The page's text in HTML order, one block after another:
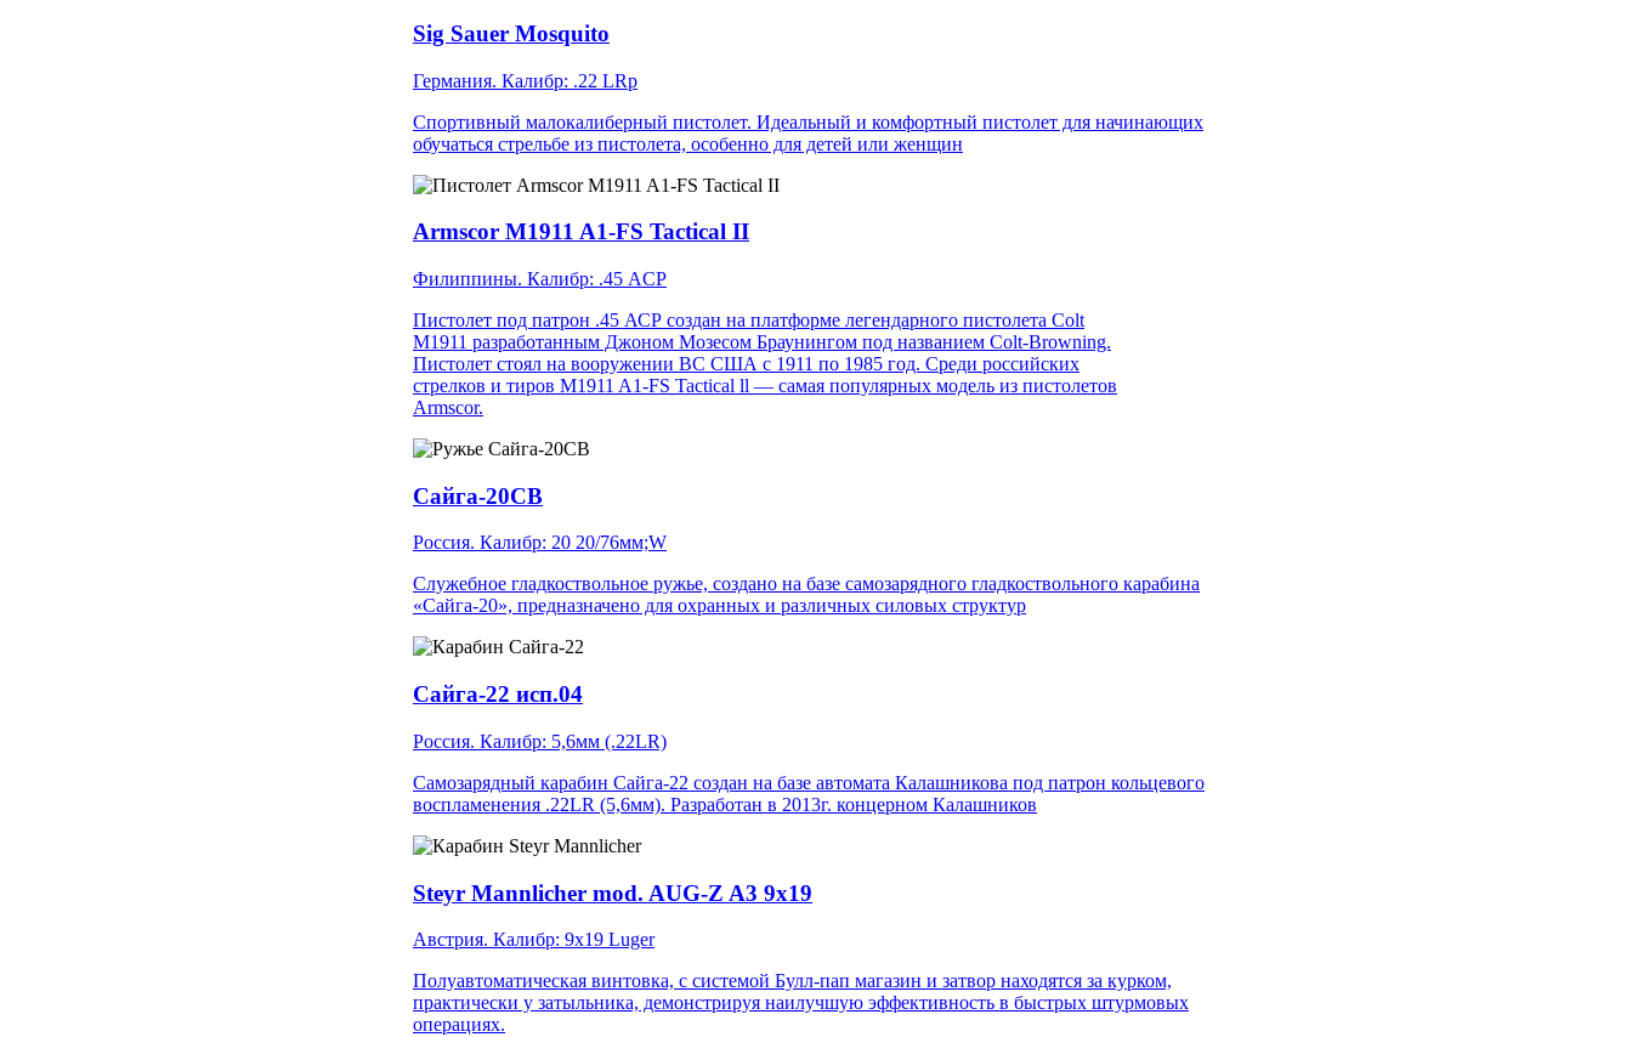
Sig Sauer Mosquito
Германия. Калибр: .22 LRр
Спортивный малокалиберный пистолет. Идеальный и комфортный пистолет для начинающих
обучаться стрельбе из пистолета, особенно для детей или женщин
Armscor M1911 A1-FS Tactical II
Филиппины. Калибр: .45 ACP
Пистолет под патрон .45 АСР создан на платформе легендарного пистолета Colt
М1911 разработанным Джоном Мозесом Браунингом под названием Colt-Browning.
Пистолет стоял на вооружении ВС США с 1911 по 1985 год. Среди российских
стрелков и тиров M1911 A1-FS Tactical ll — самая популярных модель из пистолетов
Armscor.
Сайга-20СВ
Россия. Калибр: 20 20/76мм;W
Служебное гладкоствольное ружье, создано на базе самозарядного гладкоствольного карабина
«Сайга-20», предназначено для охранных и различных силовых структур
Сайга-22 исп.04
Россия. Калибр: 5,6мм (.22LR)
Самозарядный карабин Сайга-22 создан на базе автомата Калашникова под патрон кольцевого
воспламенения .22LR (5,6мм). Разработан в 2013г. концерном Калашников
Steyr Mannlicher mod. AUG-Z A3 9x19
Австрия. Калибр: 9x19 Luger
Полуавтоматическая винтовка, с системой Булл-пап магазин и затвор находятся за курком,
практически у затыльника, демонстрируя наилучшую эффективность в быстрых штурмовых
операциях.